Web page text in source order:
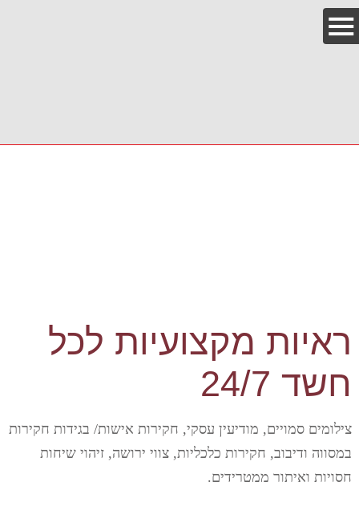
ראיות מקצועיות לכל
חשד 24/7
צילומים סמויים, מודיעין עסקי, חקירות אישות/ בגידות חקירות
במסווה ודיבוב, חקירות כלכליות, צווי ירושה, זיהוי שיחות
חסויות ואיתור ממטרידים.